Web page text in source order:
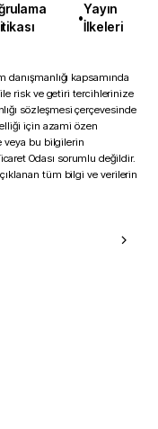
•
Yayın
İlkeleri
kapsamında
risk ve getiri tercihlerinize
sözleşmesi çerçevesinde
için azami özen
veya bu bilgilerin
Odası sorumlu değildir.
tüm bilgi ve verilerin